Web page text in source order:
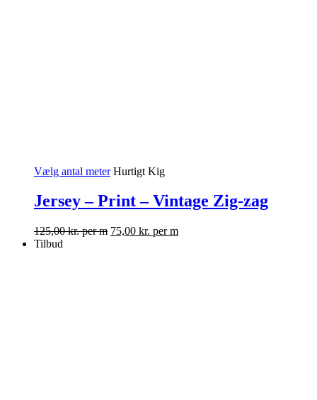
Vælg antal meter Hurtigt Kig
Jersey – Print – Vintage Zig-zag
125,00kr.per m 75,00 kr. per m
Tilbud